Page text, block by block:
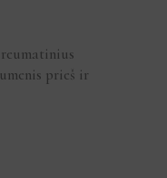
prieš ir